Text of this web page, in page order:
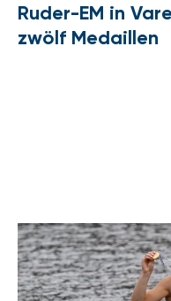
Ruder-EM in
zwölf Medaillen